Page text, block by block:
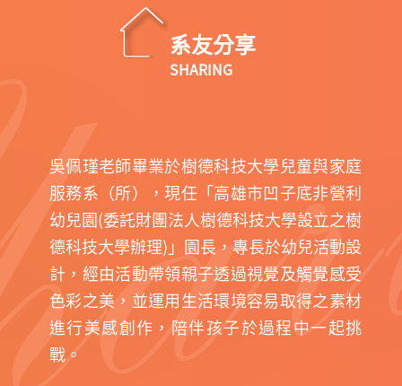
系友分享
SHARING
吳佩瑾老師畢業於樹德科技大學兒童與家庭
服務系（所），現任「高雄市凹子底非營利
幼兒園(委託財團法人樹德科技大學設立之樹
德科技大學辦理)」園長，專長於幼兒活動設
計，經由活動帶領親子透過視覺及觸覺感受
色彩之美，並運用生活環境容易取得之素材
進行美感創作，陪伴孩子於過程中一起挑
戰。